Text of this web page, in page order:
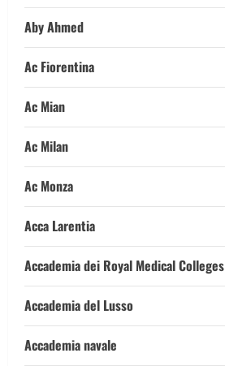
Aby Ahmed
Ac Fiorentina
Ac Mian
Ac Milan
Ac Monza
Acca Larentia
Accademia dei Royal Medical Colleges
Accademia del Lusso
Accademia navale